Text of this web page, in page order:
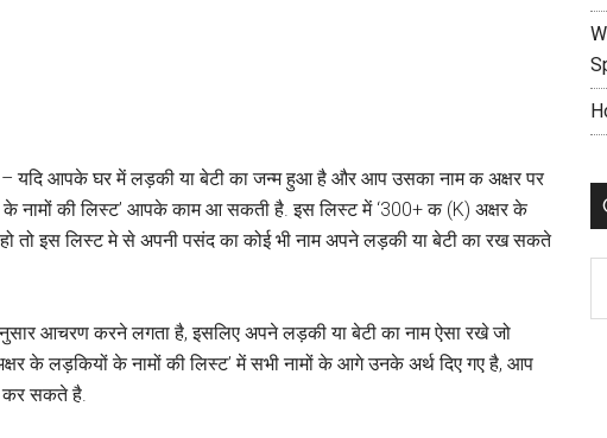
यदि आपके घर में लड़की या बेटी का जन्म हुआ है और आप उसका नाम क अक्षर पर
के नामों की लिस्ट’ आपके काम आ सकती है. इस लिस्ट में ‘300+ क (K) अक्षर के
तो इस लिस्ट मे से अपनी पसंद का कोई भी नाम अपने लड़की या बेटी का रख सकते
आचरण करने लगता है, इसलिए अपने लड़की या बेटी का नाम ऐसा रखे जो
के लड़कियों के नामों की लिस्ट’ में सभी नामों के आगे उनके अर्थ दिए गए है, आप
कर सकते है.